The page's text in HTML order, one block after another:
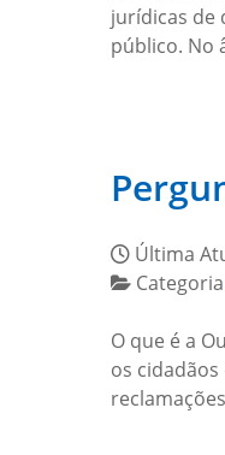
jurídicas de
público. No
Última
Categoria
O que é a
os